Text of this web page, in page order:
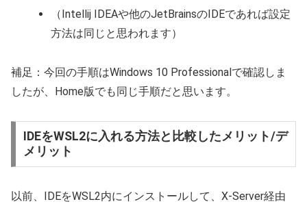
（Intellij IDEAや他のJetBrainsのIDEであれば設定
方法は同じと思われます）
補足：今回の手順はWindows 10 Professionalで確認しま
したが、Home版でも同じ手順だと思います。
IDEをWSL2に入れる方法と比較したメリット/デ
メリット
以前、IDEをWSL2内にインストールして、X-Server経由